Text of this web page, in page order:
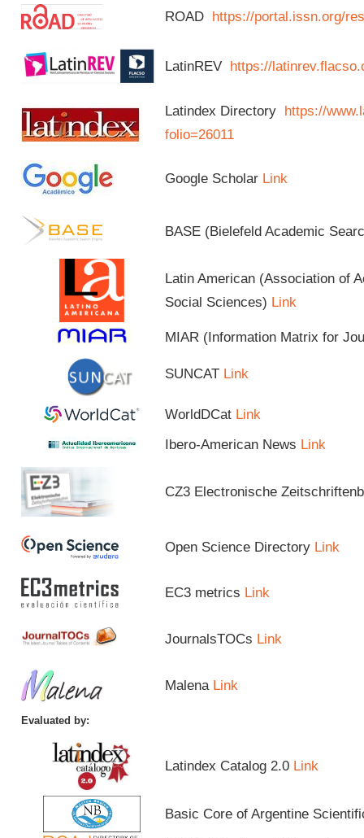
ROAD https://portal.issn.org/
LatinREV https://
Latindex Directory https://
folio=26011
Google Scholar Link
BASE (Bielefeld Academic
Latin American (Association of
Social Sciences) Link
MIAR (Information Matrix for
SUNCAT Link
WorldDCat Link
Ibero-American News Link
CZ3 Electronische
Open Science Directory Link
EC3 metrics Link
JournalsTOCs Link
Malena Link
Evaluated by:
Latindex Catalog 2.0 Link
Basic Core of Argentine